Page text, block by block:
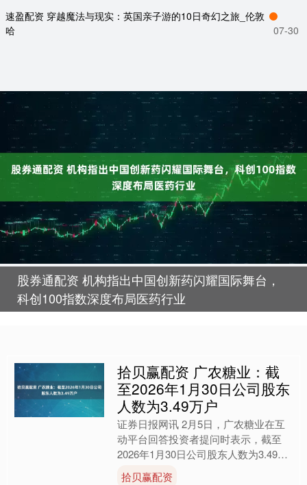
速盈配资 穿越魔法与现实：英国亲子游的10日奇幻之旅_伦敦
哈
07-30
股券通配资 机构指出中国创新药闪耀国际舞台，
科创100指数深度布局医药行业
拾贝赢配资 广农糖业：截
至2026年1月30日公司股东
人数为3.49万户
证券日报网讯 2月5日，广农糖业在互
动平台回答投资者提问时表示，截至
2026年1月30日公司股东人数为3.49万
户。....
拾贝赢配资